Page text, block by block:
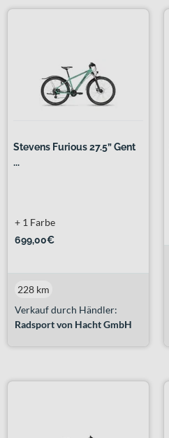
Stevens Furious 27.5” Gent
...
699,00€
+ 1 Farbe
Verkauf durch Händler:
Radsport von Hacht GmbH
228 km